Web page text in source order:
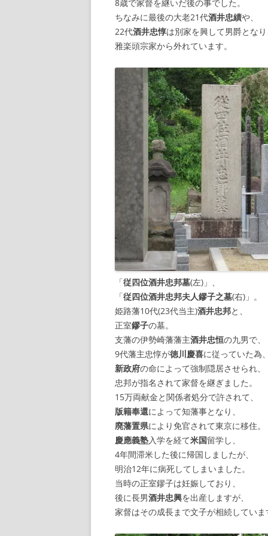
8歳で家督を継いだ後の事でした。
ちなみに最後の大老21代酒井忠績や、
22代酒井忠惇は別家を興して男爵とな
雅楽頭宗家から外れています。
「従四位酒井忠邦墓(左)」、
「従四位酒井忠邦夫人鏐子之墓(右)」。
姫路藩10代(23代当主)酒井忠邦と、
正室鏐子の墓。
支藩の伊勢崎藩藩主酒井忠恒の九男で、
9代藩主忠惇が徳川慶喜に従っていた為
新政府の命によって強制隠居させられ、
忠邦が指名されて家督を継ぎました。
15万両献金と関係者処分で許されて、
版籍奉還によって知藩事となり、
廃藩置県により免官されて東京に移住。
慶應義塾入学を経て米国留学し、
4年間滞米した後に帰国しましたが、
明治12年に病死してしまいました。
当時の正室鏐子は妊娠しており、
後に長男酒井忠興を出産しますが、
家督はその成長まで文子が相続していま